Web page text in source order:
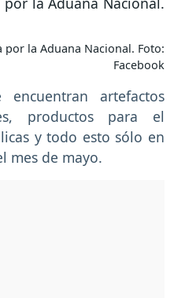
por la Aduana Nacional. Foto:
Facebook
artefactos
productos para el
y todo esto sólo en
mes de mayo.